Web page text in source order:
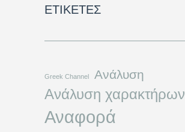
ΕΤΙΚΈΤΕΣ
Greek Channel Ανάλυση
Ανάλυση χαρακτήρων
Αναφορά